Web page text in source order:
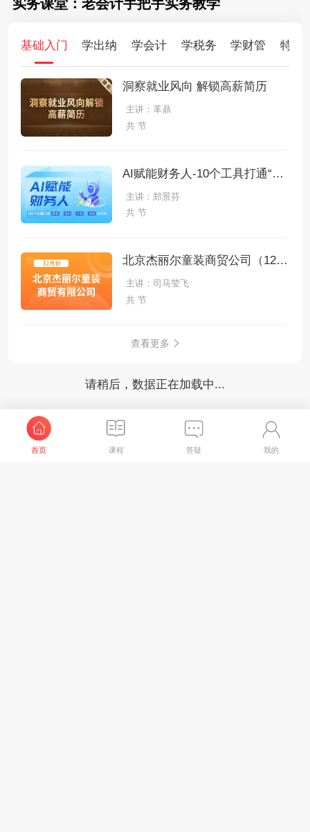
实务课堂：老会计手把手实务教学
基础入门 学出纳 学会计 学税务 学财管 特训
洞察就业风向 解锁高薪简历
主讲：革鼎
共 节
AI赋能财务人-10个工具打通“做账-报税-分析-报告"全链条
主讲：郑景芬
共 节
北京杰丽尔童装商贸公司（12月份）手工全盘账
主讲：司马莹飞
共 节
查看更多
请稍后，数据正在加载中...
首页 课程 答疑 我的